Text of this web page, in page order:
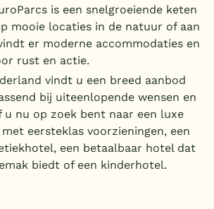
is een snelgroeiende keten
mooie locaties in de natuur of aan
er moderne accommodaties en
rust en actie.
vindt u een breed aanbod
bij uiteenlopende wensen en
u nu op zoek bent naar een luxe
eersteklas voorzieningen, een
een betaalbaar hotel dat
biedt of een kinderhotel.